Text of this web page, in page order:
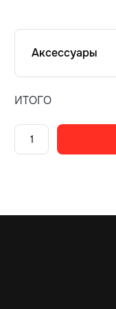
Аксессуары
ИТОГО